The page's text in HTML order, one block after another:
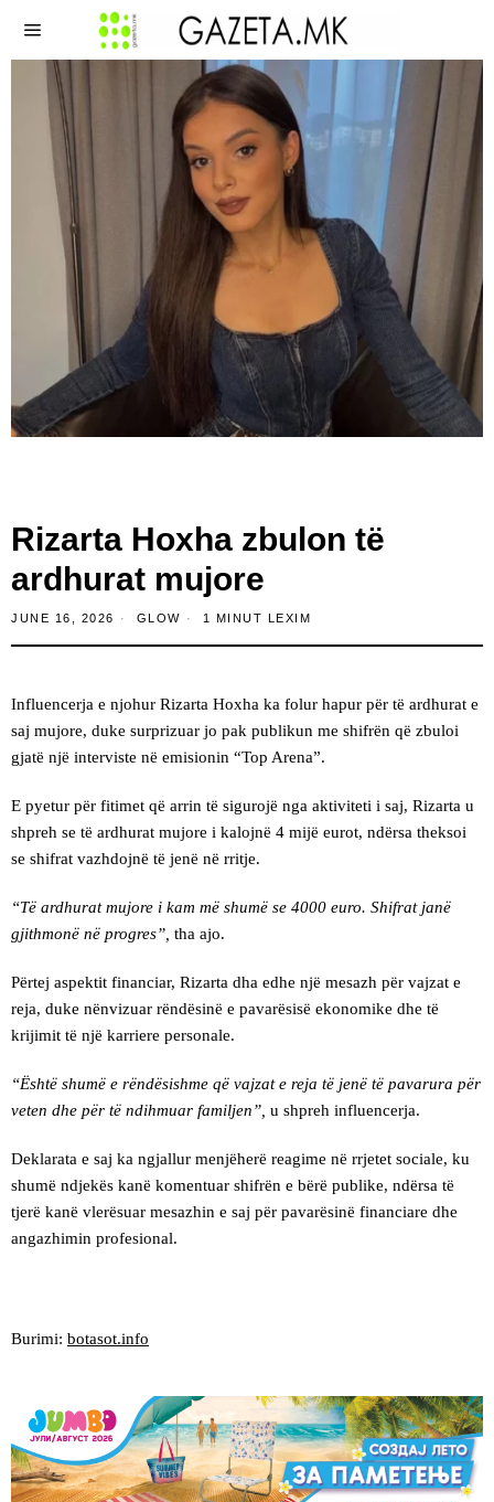
Rizarta Hoxha zbulon të
ardhurat mujore
JUNE 16, 2026 GLOW 1 MINUT LEXIM
Influencerja e njohur Rizarta Hoxha ka folur hapur për të ardhurat e
saj mujore, duke surprizuar jo pak publikun me shifrën që zbuloi
gjatë një interviste në emisionin “Top Arena”.
E pyetur për fitimet që arrin të sigurojë nga aktiviteti i saj, Rizarta u
shpreh se të ardhurat mujore i kalojnë 4 mijë eurot, ndërsa theksoi
se shifrat vazhdojnë të jenë në rritje.
“Të ardhurat mujore i kam më shumë se 4000 euro. Shifrat janë
gjithmonë në progres”, tha ajo.
Përtej aspektit financiar, Rizarta dha edhe një mesazh për vajzat e
reja, duke nënvizuar rëndësinë e pavarësisë ekonomike dhe të
krijimit të një karriere personale.
“Është shumë e rëndësishme që vajzat e reja të jenë të pavarura për
veten dhe për të ndihmuar familjen”, u shpreh influencerja.
Deklarata e saj ka ngjallur menjëherë reagime në rrjetet sociale, ku
shumë ndjekës kanë komentuar shifrën e bërë publike, ndërsa të
tjerë kanë vlerësuar mesazhin e saj për pavarësinë financiare dhe
angazhimin profesional.
Burimi: botasot.info